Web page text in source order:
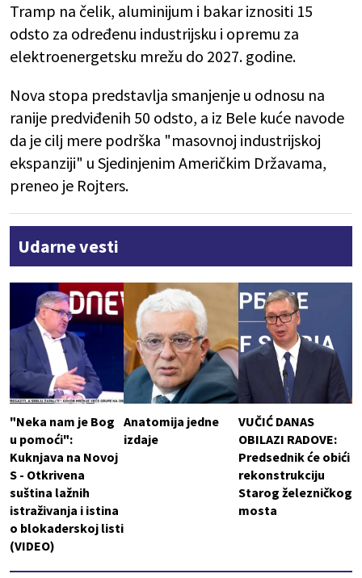
Tramp na čelik, aluminijum i bakar iznositi 15
odsto za određenu industrijsku i opremu za
elektroenergetsku mrežu do 2027. godine.
Nova stopa predstavlja smanjenje u odnosu na
ranije predviđenih 50 odsto, a iz Bele kuće navode
da je cilj mere podrška "masovnoj industrijskoj
ekspanziji" u Sjedinjenim Američkim Državama,
preneo je Rojters.
Udarne vesti
"Neka nam je Bog
u pomoći":
Kuknjava na Novoj
S - Otkrivena
suština lažnih
istraživanja i istina
o blokaderskoj listi
(VIDEO)
Anatomija jedne
izdaje
VUČIĆ DANAS
OBILAZI RADOVE:
Predsednik će obići
rekonstrukciju
Starog železničkog
mosta